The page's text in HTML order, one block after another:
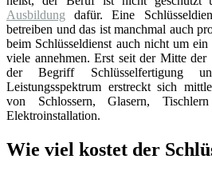
Ausbildung dafür. Eine
betreiben und das ist manchmal auch
beim Schlüsseldienst auch nicht um
viele annehmen. Erst seit der Mitte der
der Begriff Schlüsselfertigung
Leistungsspektrum erstreckt sich
von Schlossern, Glasern,
Elektroinstallation.
Wie viel kostet der